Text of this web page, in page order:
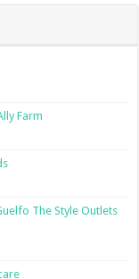
Farm
The Style Outlets